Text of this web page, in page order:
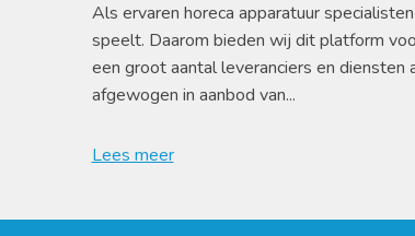
Als ervaren horeca apparatuur
speelt. Daarom bieden wij dit platform
een groot aantal leveranciers en diensten
afgewogen in aanbod van...
Lees meer